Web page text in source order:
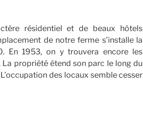
résidentiel et de beaux hôtels
de notre ferme s’installe la
En 1953, on y trouvera encore les
propriété étend son parc le long du
des locaux semble cesser